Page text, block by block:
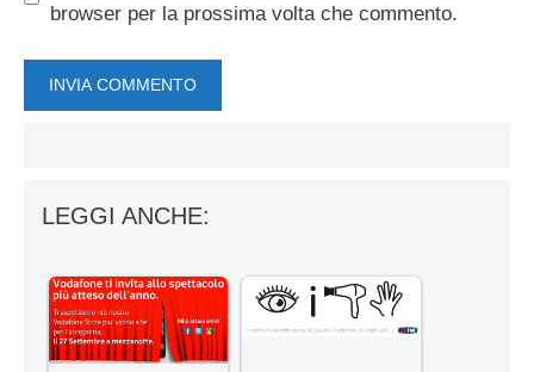
browser per la prossima volta che commento.
LEGGI ANCHE: